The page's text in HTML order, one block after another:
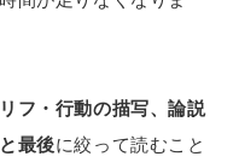
フ・行動の描写、論説
最後に絞って読むこと